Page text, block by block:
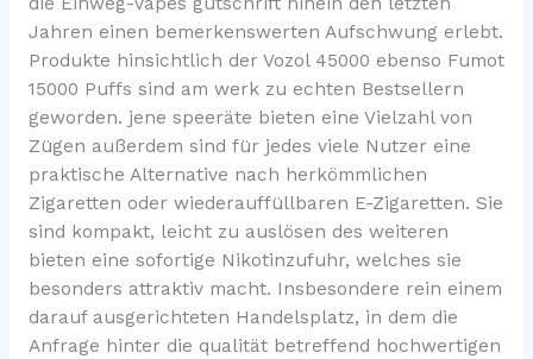
Jahren einen bemerkenswerten Aufschwung erlebt.
Produkte hinsichtlich der Vozol 45000 ebenso Fumot
15000 Puffs sind am werk zu echten Bestsellern
geworden. jene speeräte bieten eine Vielzahl von
Zügen außerdem sind für jedes viele Nutzer eine
praktische Alternative nach herkömmlichen
Zigaretten oder wiederauffüllbaren E-Zigaretten. Sie
sind kompakt, leicht zu auslösen des weiteren
bieten eine sofortige Nikotinzufuhr, welches sie
besonders attraktiv macht. Insbesondere rein einem
darauf ausgerichteten Handelsplatz, in dem die
Anfrage hinter die qualität betreffend hochwertigen